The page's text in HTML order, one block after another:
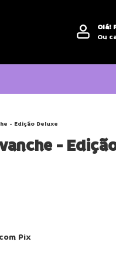
Olá!
Ou
- Edição Deluxe
-
Pix